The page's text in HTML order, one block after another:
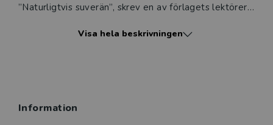
”Naturligtvis suverän”, skrev en av förlagets lektörer
Och det är verkligen en charmig och rolig serie som
är korta, inte mer än cirka 22 sidor var. Och varje bok
Visa hela beskrivningen
Information